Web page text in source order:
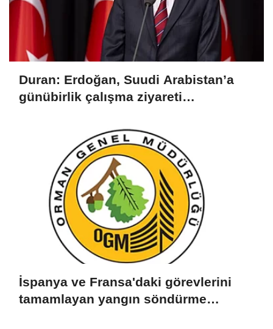
Duran: Erdoğan, Suudi Arabistan’a
günübirlik çalışma ziyareti
İspanya ve Fransa'daki görevlerini
tamamlayan yangın söndürme